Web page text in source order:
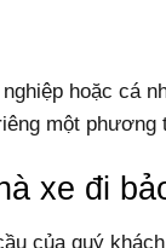
hoặc cá
một phương
xe đi
của quý